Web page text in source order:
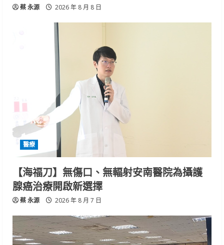
蔡 永源 2026 年 8 月 8 日
醫療
【海福刀】無傷口、無輻射安南醫院為攝護
腺癌治療開啟新選擇
蔡 永源 2026 年 8 月 7 日